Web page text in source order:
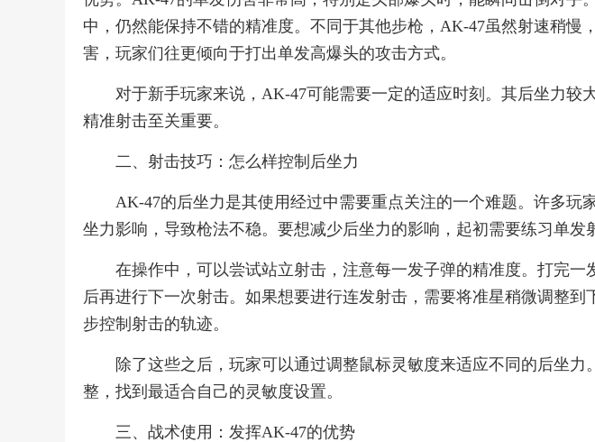
中，仍然能保持不错的精准度。不同于其他步枪，AK-47虽然射速稍慢
害，玩家们往更倾向于打出单发高爆头的攻击方式。
对于新手玩家来说，AK-47可能需要一定的适应时刻。其后坐力较
精准射击至关重要。
二、射击技巧：怎么样控制后坐力
AK-47的后坐力是其使用经过中需要重点关注的一个难题。许多玩
坐力影响，导致枪法不稳。要想减少后坐力的影响，起初需要练习单发
在操作中，可以尝试站立射击，注意每一发子弹的精准度。打完一
后再进行下一次射击。如果想要进行连发射击，需要将准星稍微调整到
步控制射击的轨迹。
除了这些之后，玩家可以通过调整鼠标灵敏度来适应不同的后坐力
整，找到最适合自己的灵敏度设置。
三、战术使用：发挥AK-47的优势